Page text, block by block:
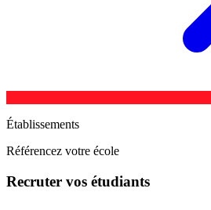
Établissements
Référencez votre école
Recruter vos étudiants